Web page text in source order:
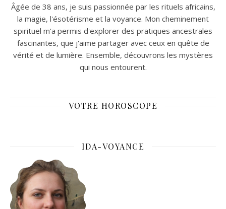
Âgée de 38 ans, je suis passionnée par les rituels africains,
la magie, l'ésotérisme et la voyance. Mon cheminement
spirituel m'a permis d'explorer des pratiques ancestrales
fascinantes, que j'aime partager avec ceux en quête de
vérité et de lumière. Ensemble, découvrons les mystères
qui nous entourent.
VOTRE HOROSCOPE
IDA-VOYANCE